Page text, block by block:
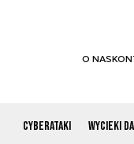
Cyberataki Wycieki
O NAS
©